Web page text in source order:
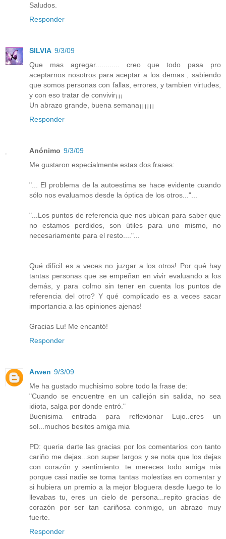
Saludos.
Responder
SILVIA 9/3/09
Que mas agregar............ creo que todo pasa pro
aceptarnos nosotros para aceptar a los demas , sabiendo
que somos personas con fallas, errores, y tambien virtudes,
y con eso tratar de convivir¡¡¡
Un abrazo grande, buena semana¡¡¡¡¡¡
Responder
Anónimo 9/3/09
Me gustaron especialmente estas dos frases:
"... El problema de la autoestima se hace evidente cuando
sólo nos evaluamos desde la óptica de los otros..."...
"...Los puntos de referencia que nos ubican para saber que
no estamos perdidos, son útiles para uno mismo, no
necesariamente para el resto...."...
Qué difícil es a veces no juzgar a los otros! Por qué hay
tantas personas que se empeñan en vivir evaluando a los
demás, y para colmo sin tener en cuenta los puntos de
referencia del otro? Y qué complicado es a veces sacar
importancia a las opiniones ajenas!
Gracias Lu! Me encantó!
Responder
Arwen 9/3/09
Me ha gustado muchisimo sobre todo la frase de:
"Cuando se encuentre en un callejón sin salida, no sea
idiota, salga por donde entró."
Buenisima entrada para reflexionar Lujo..eres un
sol...muchos besitos amiga mia
PD: queria darte las gracias por los comentarios con tanto
cariño me dejas...son super largos y se nota que los dejas
con corazón y sentimiento...te mereces todo amiga mia
porque casi nadie se toma tantas molestias en comentar y
si hubiera un premio a la mejor bloguera desde luego te lo
llevabas tu, eres un cielo de persona...repito gracias de
corazón por ser tan cariñosa conmigo, un abrazo muy
fuerte.
Responder